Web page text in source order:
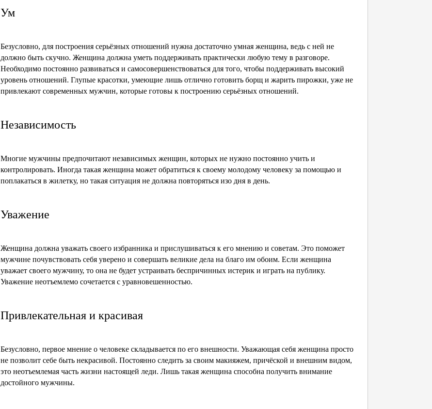
Ум
Безусловно, для построения серьёзных отношений нужна достаточно умная женщина, ведь с ней не
должно быть скучно. Женщина должна уметь поддерживать практически любую тему в разговоре.
Необходимо постоянно развиваться и самосовершенствоваться для того, чтобы поддерживать высокий
уровень отношений. Глупые красотки, умеющие лишь отлично готовить борщ и жарить пирожки, уже не
привлекают современных мужчин, которые готовы к построению серьёзных отношений.
Независимость
Многие мужчины предпочитают независимых женщин, которых не нужно постоянно учить и
контролировать. Иногда такая женщина может обратиться к своему молодому человеку за помощью и
поплакаться в жилетку, но такая ситуация не должна повторяться изо дня в день.
Уважение
Женщина должна уважать своего избранника и прислушиваться к его мнению и советам. Это поможет
мужчине почувствовать себя уверено и совершать великие дела на благо им обоим. Если женщина
уважает своего мужчину, то она не будет устраивать беспричинных истерик и играть на публику.
Уважение неотъемлемо сочетается с уравновешенностью.
Привлекательная и красивая
Безусловно, первое мнение о человеке складывается по его внешности. Уважающая себя женщина просто
не позволит себе быть некрасивой. Постоянно следить за своим макияжем, причёской и внешним видом,
это неотъемлемая часть жизни настоящей леди. Лишь такая женщина способна получить внимание
достойного мужчины.